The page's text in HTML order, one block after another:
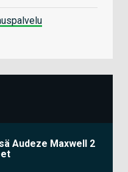
Audeze Maxwell 2